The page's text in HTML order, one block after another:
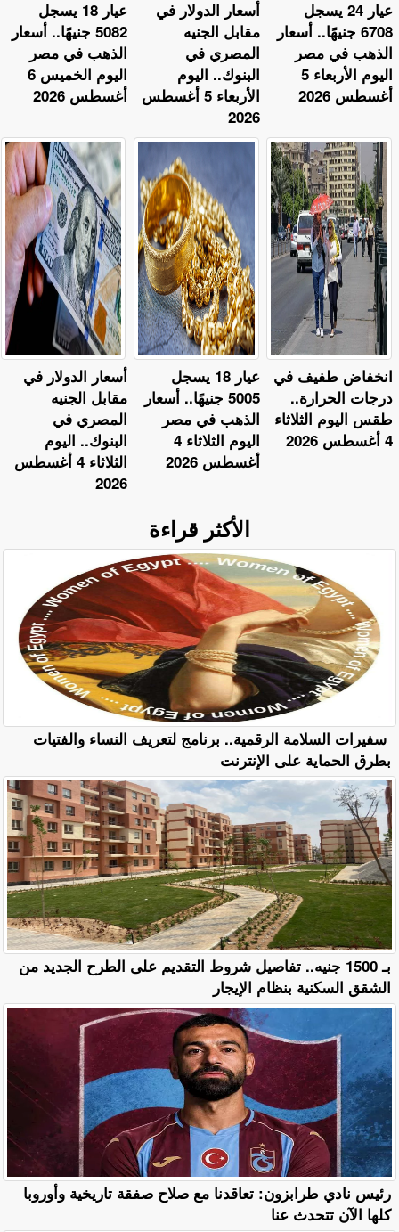
عيار 18 يسجل
5082 جنيهًا.. أسعار
الذهب في مصر
اليوم الخميس 6
أغسطس 2026
أسعار الدولار في
مقابل الجنيه
المصري في
البنوك.. اليوم
الأربعاء 5 أغسطس
2026
عيار 24 يسجل
6708 جنيهًا.. أسعار
الذهب في مصر
اليوم الأربعاء 5
أغسطس 2026
أسعار الدولار في
مقابل الجنيه
المصري في
البنوك.. اليوم
الثلاثاء 4 أغسطس
2026
عيار 18 يسجل
5005 جنيهًا.. أسعار
الذهب في مصر
اليوم الثلاثاء 4
أغسطس 2026
​انخفاض طفيف في
درجات الحرارة..
طقس اليوم الثلاثاء
4 أغسطس 2026
الأكثر قراءة
سفيرات السلامة الرقمية.. برنامج لتعريف النساء والفتيات
بطرق الحماية على الإنترنت
بـ 1500 جنيه.. تفاصيل شروط التقديم على الطرح الجديد من
الشقق السكنية بنظام الإيجار
رئيس نادي طرابزون: تعاقدنا مع صلاح صفقة تاريخية وأوروبا
كلها الآن تتحدث عنا